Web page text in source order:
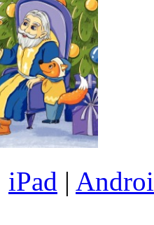
iPad |